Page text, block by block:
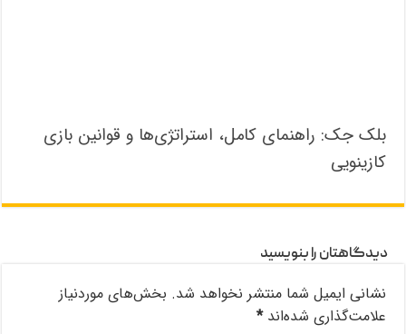
بلک جک: راهنمای کامل، استراتژی‌ها و قوانین بازی
کازینویی
دیدگاهتان را بنویسید
نشانی ایمیل شما منتشر نخواهد شد. بخش‌های موردنیاز
علامت‌گذاری شده‌اند*